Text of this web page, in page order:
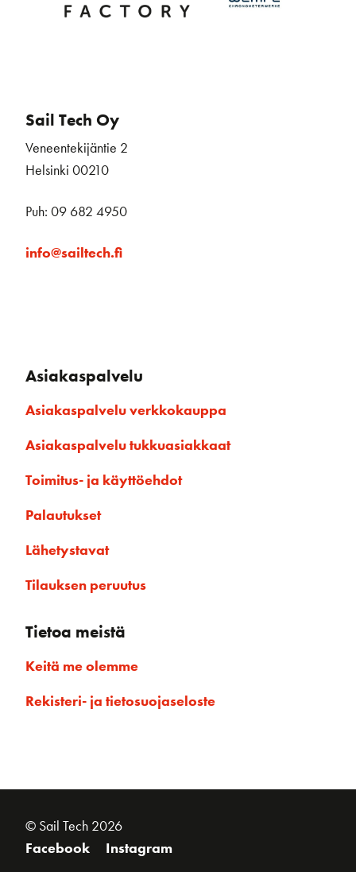
Sail Tech Oy
Veneentekijäntie 2
Helsinki 00210
Puh: 09 682 4950
info@sailtech.fi
Asiakaspalvelu
Asiakaspalvelu verkkokauppa
Asiakaspalvelu tukkuasiakkaat
Toimitus- ja käyttöehdot
Palautukset
Lähetystavat
Tilauksen peruutus
Tietoa meistä
Keitä me olemme
Rekisteri- ja tietosuojaseloste
© Sail Tech 2026
Facebook
Instagram